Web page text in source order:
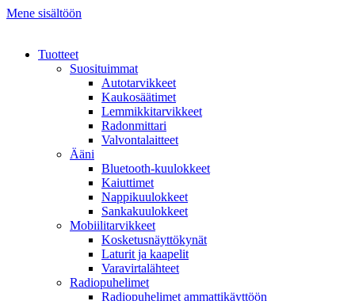
Mene sisältöön
Tuotteet
Suosituimmat
Autotarvikkeet
Kaukosäätimet
Lemmikkitarvikkeet
Radonmittari
Valvontalaitteet
Ääni
Bluetooth-kuulokkeet
Kaiuttimet
Nappikuulokkeet
Sankakuulokkeet
Mobiilitarvikkeet
Kosketusnäyttökynät
Laturit ja kaapelit
Varavirtalähteet
Radiopuhelimet
Radiopuhelimet ammattikäyttöön